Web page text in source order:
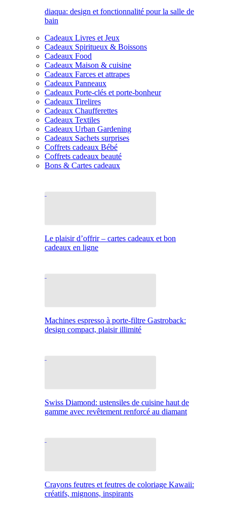
diaqua: design et fonctionnalité pour la salle de
bain
Cadeaux Livres et Jeux
Cadeaux Spiritueux & Boissons
Cadeaux Food
Cadeaux Maison & cuisine
Cadeaux Farces et attrapes
Cadeaux Panneaux
Cadeaux Porte-clés et porte-bonheur
Cadeaux Tirelires
Cadeaux Chaufferettes
Cadeaux Textiles
Cadeaux Urban Gardening
Cadeaux Sachets surprises
Coffrets cadeaux Bébé
Coffrets cadeaux beauté
Bons & Cartes cadeaux
Le plaisir d’offrir – cartes cadeaux et bon
cadeaux en ligne
Machines espresso à porte-filtre Gastroback:
design compact, plaisir illimité
Swiss Diamond: ustensiles de cuisine haut de
gamme avec revêtement renforcé au diamant
Crayons feutres et feutres de coloriage Kawaii:
créatifs, mignons, inspirants